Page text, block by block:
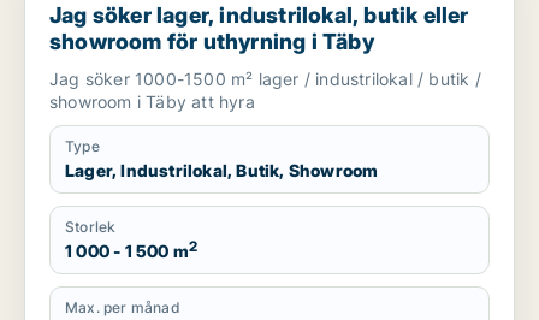
Jag söker lager, industrilokal, butik eller
showroom för uthyrning i Täby
Jag söker 1000-1500 m² lager / industrilokal / butik /
showroom i Täby att hyra
Type
Lager, Industrilokal, Butik, Showroom
Storlek
1 000 - 1 500 m2
Max. per månad